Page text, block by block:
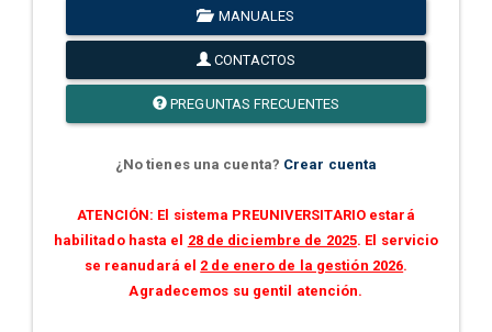
MANUALES
CONTACTOS
PREGUNTAS FRECUENTES
¿No tienes una cuenta? Crear cuenta
ATENCIÓN: El sistema PREUNIVERSITARIO estará
habilitado hasta el 28 de diciembre de 2025. El servicio
se reanudará el 2 de enero de la gestión 2026.
Agradecemos su gentil atención.